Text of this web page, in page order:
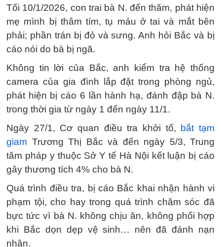
Tối 10/1/2026, con trai bà N. đến thăm, phát hiện
mẹ mình bị thâm tím, tụ máu ở tai và mắt bên
phải; phần trán bị đỏ và sưng. Anh hỏi Bắc và bị
cáo nói do bà bị ngã.
Không tin lời của Bắc, anh kiểm tra hệ thống
camera của gia đình lắp đặt trong phòng ngủ,
phát hiện bị cáo 6 lần hành hạ, đánh đập bà N.
trong thời gia từ ngày 1 đến ngày 11/1.
Ngày 27/1, Cơ quan điều tra khởi tố,
bắt tạm
giam Trương Thị Bắc và đến ngày 5/3, Trung
tâm pháp y thuộc Sở Y tế Hà Nội kết luận bị cáo
gây thương tích 4% cho bà N.
Quá trình điều tra, bị cáo Bắc khai nhận hành vi
phạm tội, cho hay trong quá trình chăm sóc đã
bực tức vì bà N. không chịu ăn, không phối hợp
khi Bắc dọn dẹp vệ sinh… nên đã đánh nạn
nhân.